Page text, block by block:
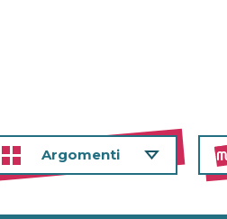
Argomenti